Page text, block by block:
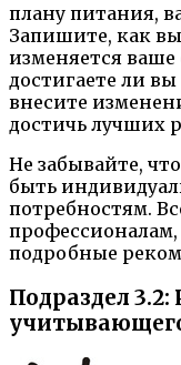
плану питания,
Запишите, как вы
изменяется ваше
достигаете ли
внесите
достичь лучших
Не забывайте,
быть
потребностям.
профессионалам,
подробные
Подраздел